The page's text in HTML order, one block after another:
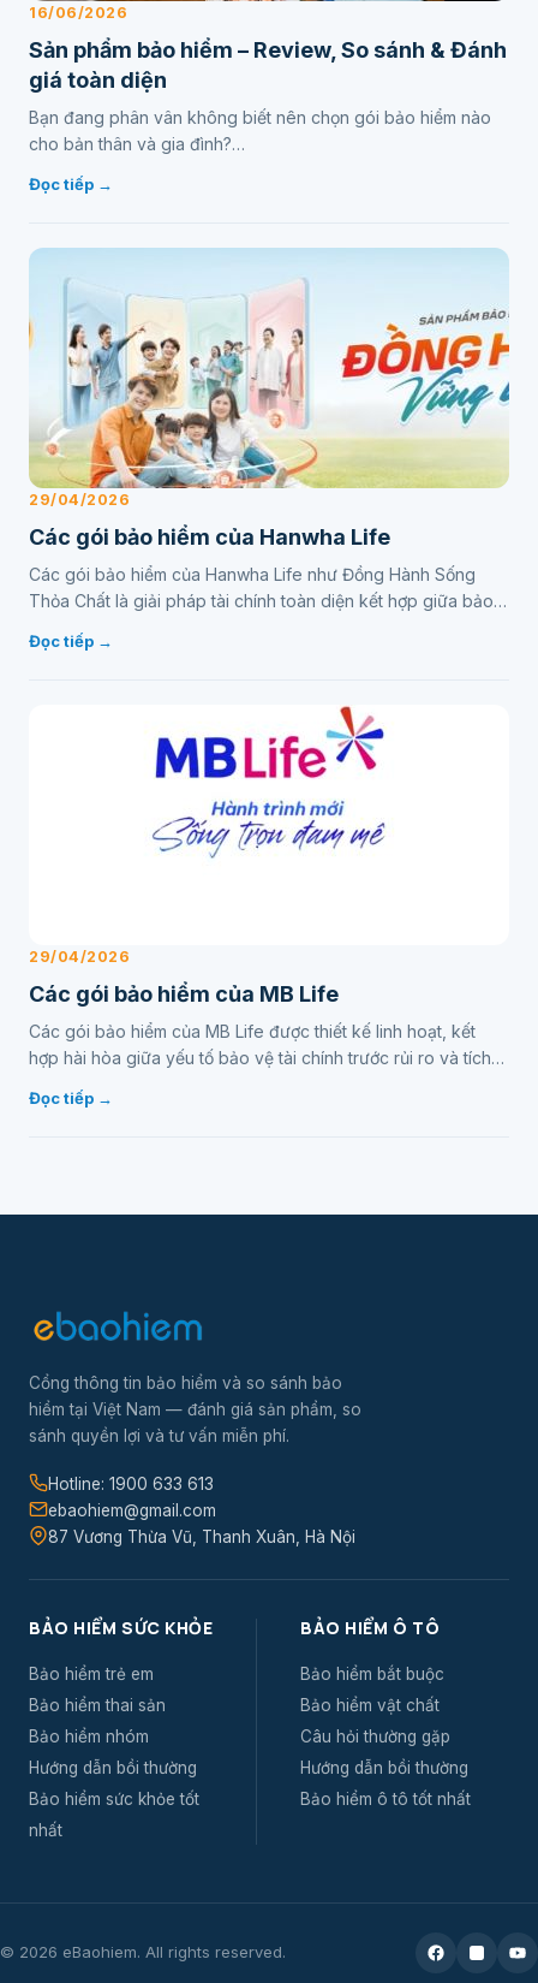
16/06/2026
Sản phẩm bảo hiểm – Review, So sánh & Đánh
giá toàn diện
Bạn đang phân vân không biết nên chọn gói bảo hiểm nào
cho bản thân và gia đình?…
Đọc tiếp →
29/04/2026
Các gói bảo hiểm của Hanwha Life
Các gói bảo hiểm của Hanwha Life như Đồng Hành Sống
Thỏa Chất là giải pháp tài chính toàn diện kết hợp giữa bảo
Đọc tiếp →
29/04/2026
Các gói bảo hiểm của MB Life
Các gói bảo hiểm của MB Life được thiết kế linh hoạt, kết
hợp hài hòa giữa yếu tố bảo vệ tài chính trước rủi ro và tích
Đọc tiếp →
Cổng thông tin bảo hiểm và so sánh bảo
hiểm tại Việt Nam — đánh giá sản phẩm, so
sánh quyền lợi và tư vấn miễn phí.
Hotline: 1900 633 613
ebaohiem@gmail.com
87 Vương Thừa Vũ, Thanh Xuân, Hà Nội
BẢO HIỂM SỨC KHỎE
Bảo hiểm trẻ em
Bảo hiểm thai sản
Bảo hiểm nhóm
Hướng dẫn bồi thường
Bảo hiểm sức khỏe tốt
nhất
BẢO HIỂM Ô TÔ
Bảo hiểm bắt buộc
Bảo hiểm vật chất
Câu hỏi thường gặp
Hướng dẫn bồi thường
Bảo hiểm ô tô tốt nhất
© 2026 eBaohiem. All rights reserved.